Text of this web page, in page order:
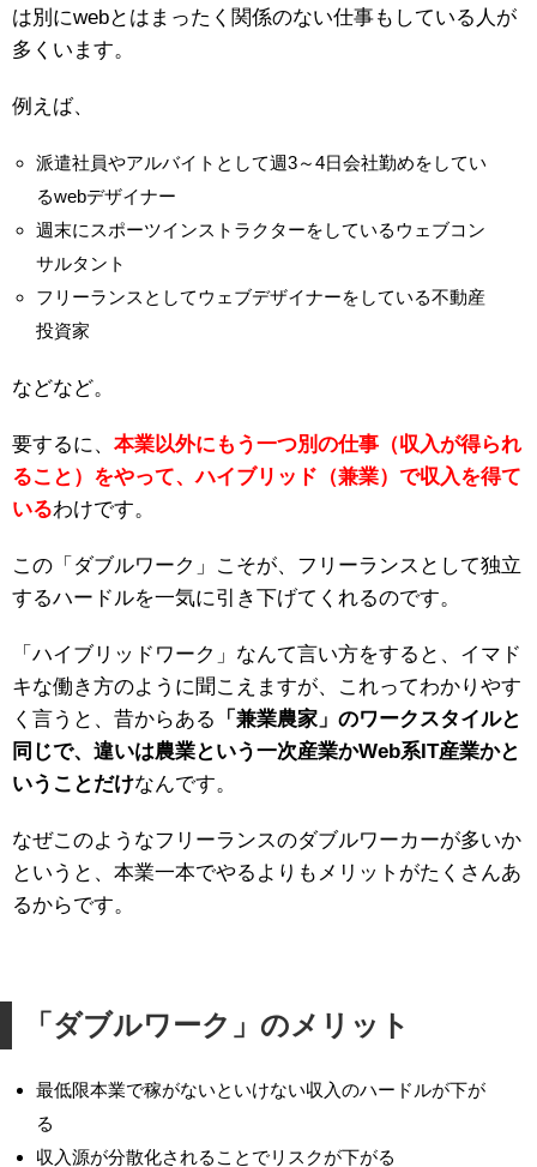
は別にwebとはまったく関係のない仕事もしている人が
多くいます。
例えば、
派遣社員やアルバイトとして週3～4日会社勤めをしてい
るwebデザイナー
週末にスポーツインストラクターをしているウェブコン
サルタント
フリーランスとしてウェブデザイナーをしている不動産
投資家
などなど。
要するに、 本業以外にもう一つ別の仕事（収入が得られ
ること）をやって、ハイブリッド（兼業）で収入を得て
いるわけです。
この「ダブルワーク」こそが、フリーランスとして独立
するハードルを一気に引き下げてくれるのです。
「ハイブリッドワーク」なんて言い方をすると、イマド
キな働き方のように聞こえますが、これってわかりやす
く言うと、昔からある
「兼業農家」のワークスタイルと
同じで、違いは農業という一次産業かWeb系IT産業かと
いうことだけなんです。
なぜこのようなフリーランスのダブルワーカーが多いか
というと、本業一本でやるよりもメリットがたくさんあ
るからです。
「ダブルワーク」のメリット
最低限本業で稼がないといけない収入のハードルが下が
る
収入源が分散化されることでリスクが下がる